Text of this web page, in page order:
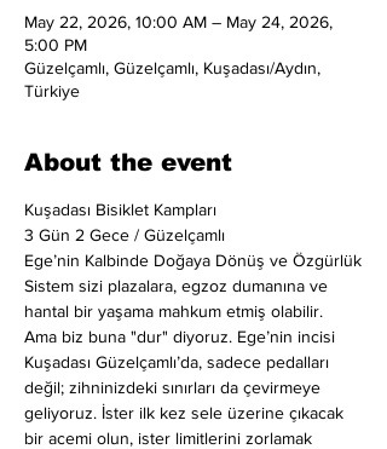
May 22, 2026, 10:00 AM – May 24, 2026,
5:00 PM
Güzelçamlı, Güzelçamlı, Kuşadası/Aydın,
Türkiye
About the event
Kuşadası Bisiklet Kampları
3 Gün 2 Gece / Güzelçamlı
Ege’nin Kalbinde Doğaya Dönüş ve Özgürlük
Sistem sizi plazalara, egzoz dumanına ve
hantal bir yaşama mahkum etmiş olabilir.
Ama biz buna "dur" diyoruz. Ege’nin incisi
Kuşadası Güzelçamlı’da, sadece pedalları
değil; zihninizdeki sınırları da çevirmeye
geliyoruz. İster ilk kez sele üzerine çıkacak
bir acemi olun, ister limitlerini zorlamak